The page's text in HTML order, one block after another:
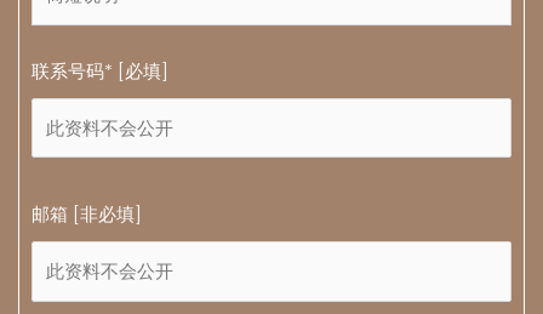
联系号码* [必填]
邮箱 [非必填]